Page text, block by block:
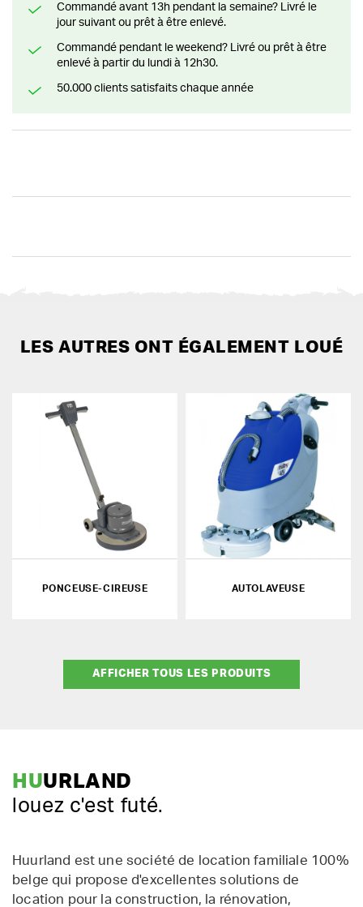
Commandé avant 13h pendant la semaine? Livré le
jour suivant ou prêt à être enlevé.
Commandé pendant le weekend? Livré ou prêt à être
enlevé à partir du lundi à 12h30.
50.000 clients satisfaits chaque année
LES AUTRES ONT ÉGALEMENT LOUÉ
PONCEUSE-CIREUSE AUTOLAVEUSE
AFFICHER TOUS LES PRODUITS
HUURLAND
louez c'est futé.
Huurland est une société de location familiale 100%
belge qui propose d'excellentes solutions de
location pour la construction, la rénovation,